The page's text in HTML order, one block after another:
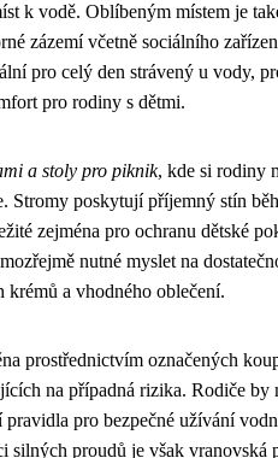
k vodě. Oblíbeným místem je
zázemí včetně sociálního
pro celý den strávený u vody,
pro rodiny s dětmi.
a stoly pro piknik, kde si rodiny
Stromy poskytují příjemný stín
zejména pro ochranu dětské
nutné myslet na
a vhodného oblečení.
prostřednictvím označených
na případná rizika. Rodiče by
pro bezpečné užívání
silných proudů je však vranovská